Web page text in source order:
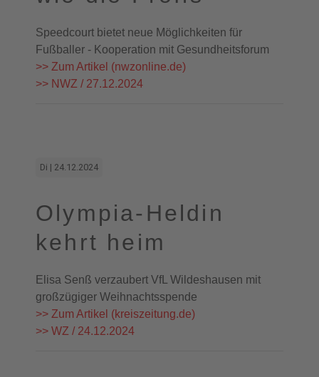
Speedcourt bietet neue Möglichkeiten für
Fußballer - Kooperation mit Gesundheitsforum
>> Zum Artikel (nwzonline.de)
>> NWZ / 27.12.2024
Di | 24.12.2024
Olympia-Heldin
kehrt heim
Elisa Senß verzaubert VfL Wildeshausen mit
großzügiger Weihnachtsspende
>> Zum Artikel (kreiszeitung.de)
>> WZ / 24.12.2024